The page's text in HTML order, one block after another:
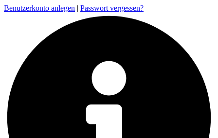
Benutzerkonto anlegen | Passwort vergessen?